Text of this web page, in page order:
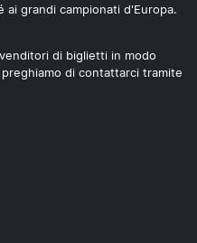
grandi campionati d'Europa.
di biglietti in modo
di contattarci tramite